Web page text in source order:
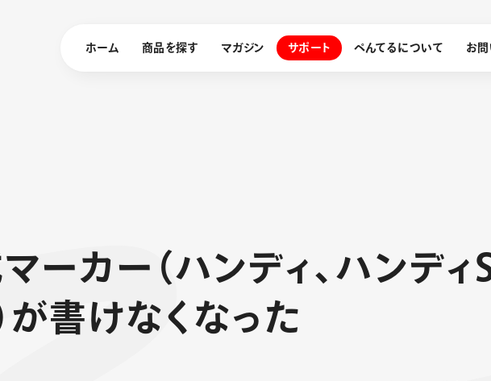
ホーム 商品を探す マガジン サポート ぺんてるについて お
エナージェル サインペン オレンズ
シャープペン
消し具
画材
その他
メッセージ
採用情報
運営会社
マー カ ー （ハンディ 、 ハンディ
が書けなく なっ た